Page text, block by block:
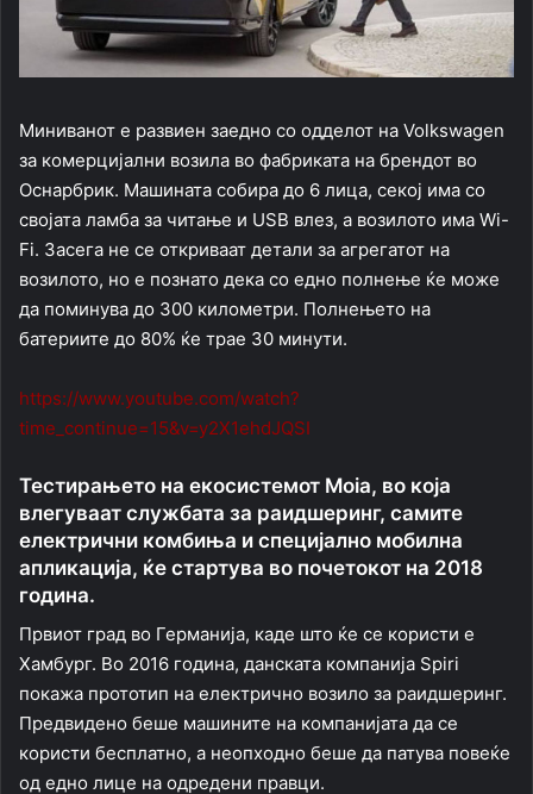
Миниванот е развиен заедно со одделот на Volkswagen
за комерцијални возила во фабриката на брендот во
Оснарбрик. Машината собира до 6 лица, секој има со
својата ламба за читање и USB влез, а возилото има Wi-
Fi. Засега не се откриваат детали за агрегатот на
возилото, но е познато дека со едно полнење ќе може
да поминува до 300 километри. Полнењето на
батериите до 80% ќе трае 30 минути.
https://www.youtube.com/watch?
time_continue=15&v=y2X1ehdJQSI
Тестирањето на екосистемот Moia, во која
влегуваат службата за раидшеринг, самите
електрични комбиња и специјално мобилна
апликација, ќе стартува во почетокот на 2018
година.
Првиот град во Германија, каде што ќе се користи е
Хамбург. Во 2016 година, данската компанија Spiri
покажа прототип на електрично возило за раидшеринг.
Предвидено беше машините на компанијата да се
користи бесплатно, а неопходно беше да патува повеќе
од едно лице на одредени правци.